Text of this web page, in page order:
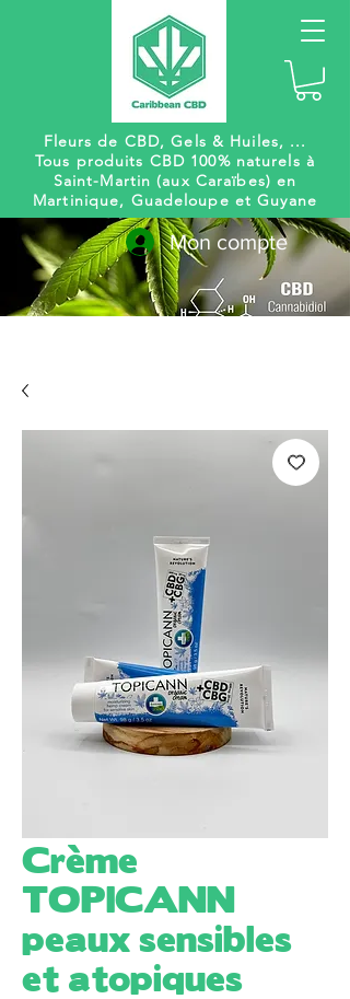
Fleurs de CBD, Gels & Huiles, ...
Tous produits CBD 100% naturels à
Saint-Martin (aux Caraïbes) en
Martinique, Guadeloupe et Guyane
Mon compte
Crème
TOPICANN
peaux sensibles
et atopiques